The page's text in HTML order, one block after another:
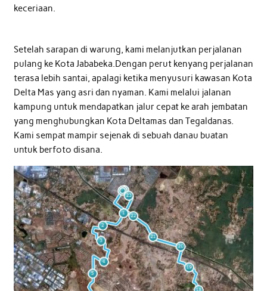
keceriaan.
Setelah sarapan di warung, kami melanjutkan perjalanan
pulang ke Kota Jababeka.Dengan perut kenyang perjalanan
terasa lebih santai, apalagi ketika menyusuri kawasan Kota
Delta Mas yang asri dan nyaman. Kami melalui jalanan
kampung untuk mendapatkan jalur cepat ke arah jembatan
yang menghubungkan Kota Deltamas dan Tegaldanas.
Kami sempat mampir sejenak di sebuah danau buatan
untuk berfoto disana.